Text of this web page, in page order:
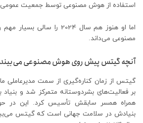
استفاده از هوش مصنوعی توسط جمعیت عمومی
اما او هنوز هم سال 2024 را
مصنوعی می‌داند.
آنچه گیتس پیش روی هوش مصنوعی می‌بیند
بر فعالیت‌های بشردوستانه متمرکز شد و
همراه همسر سابقش تأسیس کرد. این در
بنیادش در سلامت جهانی است که گیتس